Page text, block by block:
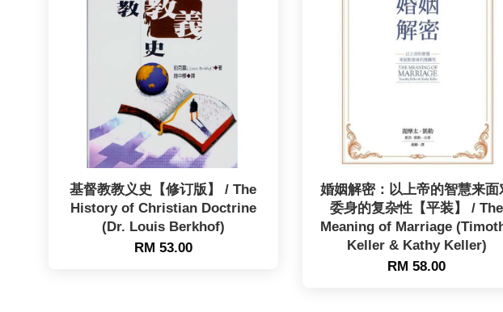
基督教教义史【修订版】 / The
History of Christian Doctrine
(Dr. Louis Berkhof)
RM 53.00
婚姻解密：以上帝的智慧来面
委身的复杂性【平装】 / The
Meaning of Marriage
Keller & Kathy Keller)
RM 58.00